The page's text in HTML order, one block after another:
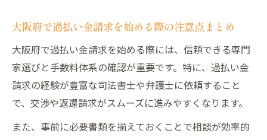
初めての過払い金手続きに役立つ大阪での具体
策
初めての過払い金手続きで迷わない大阪府
の対策
大阪府で専門家に過払い金相談する際のコ
ツ
大阪府で過払い金請求を始める際の注意点まとめ
大阪府で過払い金請求を始める際には、信頼できる専門
家選びと手数料体系の確認が重要です。特に、過払い金
請求の経験が豊富な司法書士や弁護士に依頼すること
で、交渉や返還請求がスムーズに進みやすくなります。
また、事前に必要書類を揃えておくことで相談が効率的